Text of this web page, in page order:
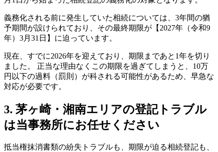
義務化される前に発生していた相続については、3年間の猶
予期間が設けられており、その最終期限が【2027年（令和9
年）3月31日】に迫っています。
現在、すでに2026年を迎えており、期限まであと1年を切り
ました。 正当な理由なくこの期限を過ぎてしまうと、10万
円以下の過料（罰則）が科される可能性があるため、早急な
対応が必要です。
3. 茅ヶ崎・湘南エリアの登記トラブル
は当事務所にお任せください
抵当権抹消書類の紛失トラブルも、期限が迫る相続登記も、